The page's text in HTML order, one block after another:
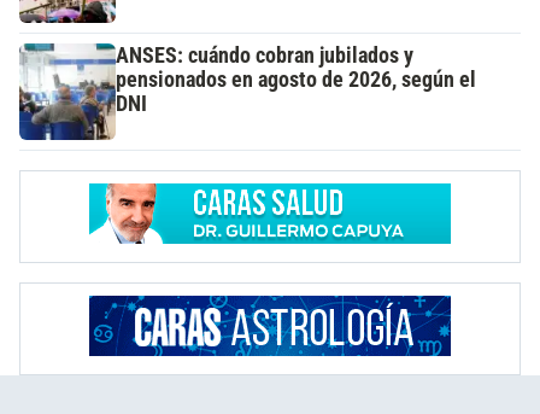
ANSES: cuándo cobran jubilados y
pensionados en agosto de 2026, según el
DNI